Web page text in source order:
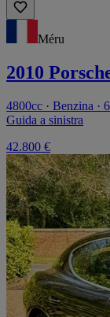
Méru
2010
4800cc · Benzina ·
Guida a sinistra
42.800 €